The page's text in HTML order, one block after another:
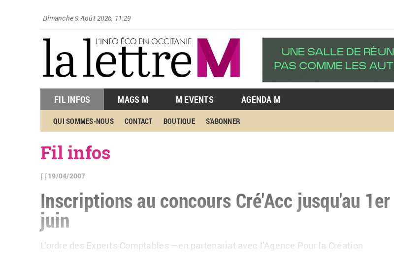
Dimanche 9 Août 2026, 11:29
FIL INFOS MAGS M M EVENTS AGENDA M
QUI SOMMES-NOUS CONTACT BOUTIQUE S'ABONNER
Fil infos
19/04/2007
Inscriptions au concours Cré'Acc jusqu'au 1er
juin
L’ordre des Experts-Comptables —en partenariat avec l’Agence Pour la Création